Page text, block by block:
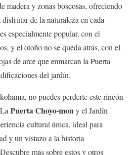
madera y zonas boscosas, ofreciendo
de la naturaleza en cada
especialmente popular, con el
y el otoño no se queda atrás, con el
de arce que enmarcan la Puerta
del jardín.
no puedes perderte este rincón
Puerta Choyo-mon y el Jardín
cultural única, ideal para
y un vistazo a la historia
más sobre estos y otros